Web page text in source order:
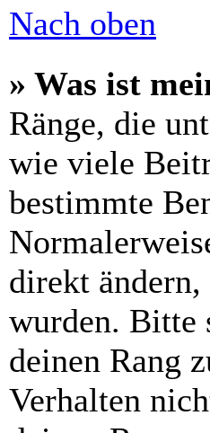
Nach oben
» Was ist
Ränge, die
wie viele
bestimmte
direkt
wurden. Bitte
deinen Rang
Verhalten